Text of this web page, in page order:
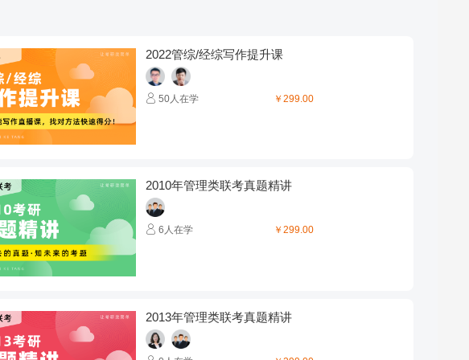
2022管综/经综写作提升课
50人在学 ￥299.00
2010年管理类联考真题精讲
6人在学 ￥299.00
2013年管理类联考真题精讲